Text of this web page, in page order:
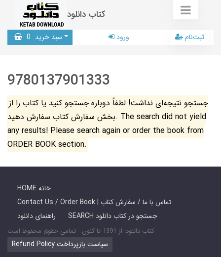
کتاب دانلود
سبد خرید 0 ورود ثبت‌نام
9780137901333
جستجو نتیجه‌ای نداشت! لطفاً دوباره جستجو کنید یا کتاب را از
بخش سفارش کتاب سفارش دهید. The search did not yield
any results! Please search again or order the book from
ORDER BOOK section.
HOME خانه
Contact Us / Order Book | تماس با ما / سفارش کتاب
راهنمای دانلود
SEARCH جستجو در کتاب دانلود
کتاب دانلود: از 1391 تا کنون - تمامی حقوق محفوظ است
Refund Policy سیاست بازپرداخت